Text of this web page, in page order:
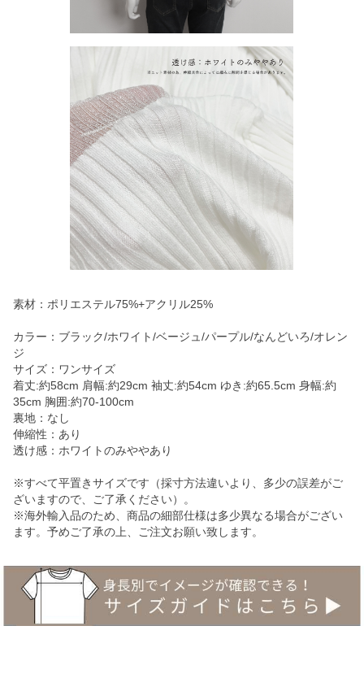
素材：ポリエステル75%+アクリル25%
カラー：ブラック/ホワイト/ベージュ/パープル/なんどいろ/オレン
ジ
サイズ：ワンサイズ
着丈:約58cm 肩幅:約29cm 袖丈:約54cm ゆき:約65.5cm 身幅:約
35cm 胸囲:約70-100cm
裏地：なし
伸縮性：あり
透け感：ホワイトのみややあり
※すべて平置きサイズです（採寸方法違いより、多少の誤差がご
ざいますので、ご了承ください）。
※海外輸入品のため、商品の細部仕様は多少異なる場合がござい
ます。予めご了承の上、ご注文お願い致します。